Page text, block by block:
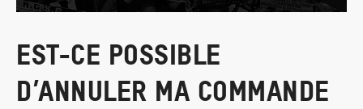
EST-CE POSSIBLE
D’ANNULER MA COMMANDE